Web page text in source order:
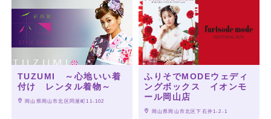
TUZUMI ～心地いい着
付け レンタル着物～
岡山県岡山市北区問屋町11-102
ふりそでMODEウェディ
ングボックス イオンモ
ール岡山店
岡山県岡山市北区下石井1-2-1